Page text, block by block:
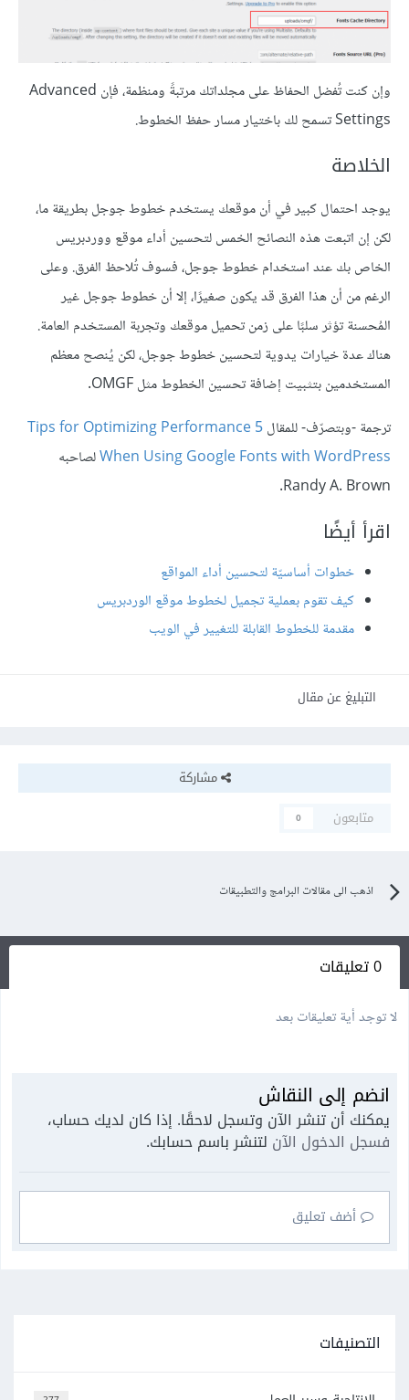
وإن كنت تُفضل الحفاظ على مجلداتك مرتبةً ومنظمة، فإن Advanced
Settings تسمح لك باختيار مسار حفظ الخطوط.
الخلاصة
يوجد احتمال كبير في أن موقعك يستخدم خطوط جوجل بطريقة ما،
لكن إن اتبعت هذه النصائح الخمس لتحسين أداء موقع ووردبريس
الخاص بك عند استخدام خطوط جوجل، فسوف تُلاحظ الفرق. وعلى
الرغم من أن هذا الفرق قد يكون صغيرًا، إلا أن خطوط جوجل غير
المُحسنة تؤثر سلبًا على زمن تحميل موقعك وتجربة المستخدم العامة.
هناك عدة خيارات يدوية لتحسين خطوط جوجل، لكن يُنصح معظم
المستخدمين بتثبيت إضافة تحسين الخطوط مثل OMGF.
ترجمة -وبتصرّف- للمقال
5 Tips for Optimizing Performance
When Using Google Fonts with WordPressلصاحبه
Randy A. Brown.
اقرأ أيضًا
خطوات أساسيّة لتحسين أداء المواقع
كيف تقوم بعملية تجميل لخطوط موقع الوردبريس
مقدمة للخطوط القابلة للتغيير في الويب
التبليغ عن مقال
مشاركة
متابعون
0
اذهب الى مقالات البرامج والتطبيقات
0 تعليقات
لا توجد أية تعليقات بعد
انضم إلى النقاش
يمكنك أن تنشر الآن وتسجل لاحقًا. إذا كان لديك حساب،
فسجل الدخول الآن لتنشر باسم حسابك.
أضف تعليق
التصنيفات